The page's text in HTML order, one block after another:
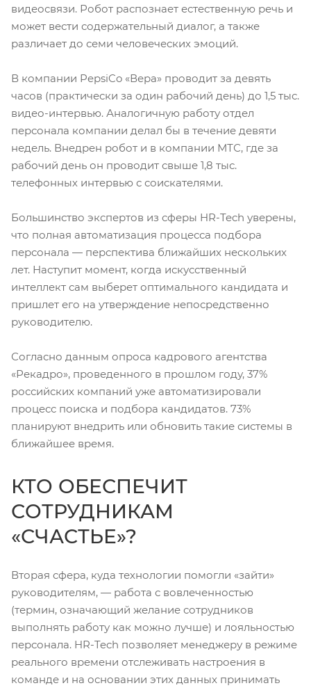
видеосвязи. Робот распознает естественную речь и
может вести содержательный диалог, а также
различает до семи человеческих эмоций.
В компании PepsiCo «Вера» проводит за девять
часов (практически за один рабочий день) до 1,5 тыс.
видео-интервью. Аналогичную работу отдел
персонала компании делал бы в течение девяти
недель. Внедрен робот и в компании МТС, где за
рабочий день он проводит свыше 1,8 тыс.
телефонных интервью с соискателями.
Большинство экспертов из сферы HR-Tech уверены,
что полная автоматизация процесса подбора
персонала — перспектива ближайших нескольких
лет. Наступит момент, когда искусственный
интеллект сам выберет оптимального кандидата и
пришлет его на утверждение непосредственно
руководителю.
Согласно данным опроса кадрового агентства
«Рекадро», проведенного в прошлом году, 37%
российских компаний уже автоматизировали
процесс поиска и подбора кандидатов. 73%
планируют внедрить или обновить такие системы в
ближайшее время.
КТО ОБЕСПЕЧИТ
СОТРУДНИКАМ
«СЧАСТЬЕ»?
Вторая сфера, куда технологии помогли «зайти»
руководителям, — работа с вовлеченностью
(термин, означающий желание сотрудников
выполнять работу как можно лучше) и лояльностью
персонала. HR-Tech позволяет менеджеру в режиме
реального времени отслеживать настроения в
команде и на основании этих данных принимать